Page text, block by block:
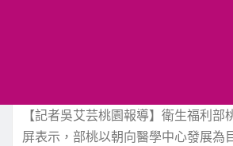
【記者吳艾芸桃園報導】衛生福利部
屏表示，部桃以朝向醫學中心發展為